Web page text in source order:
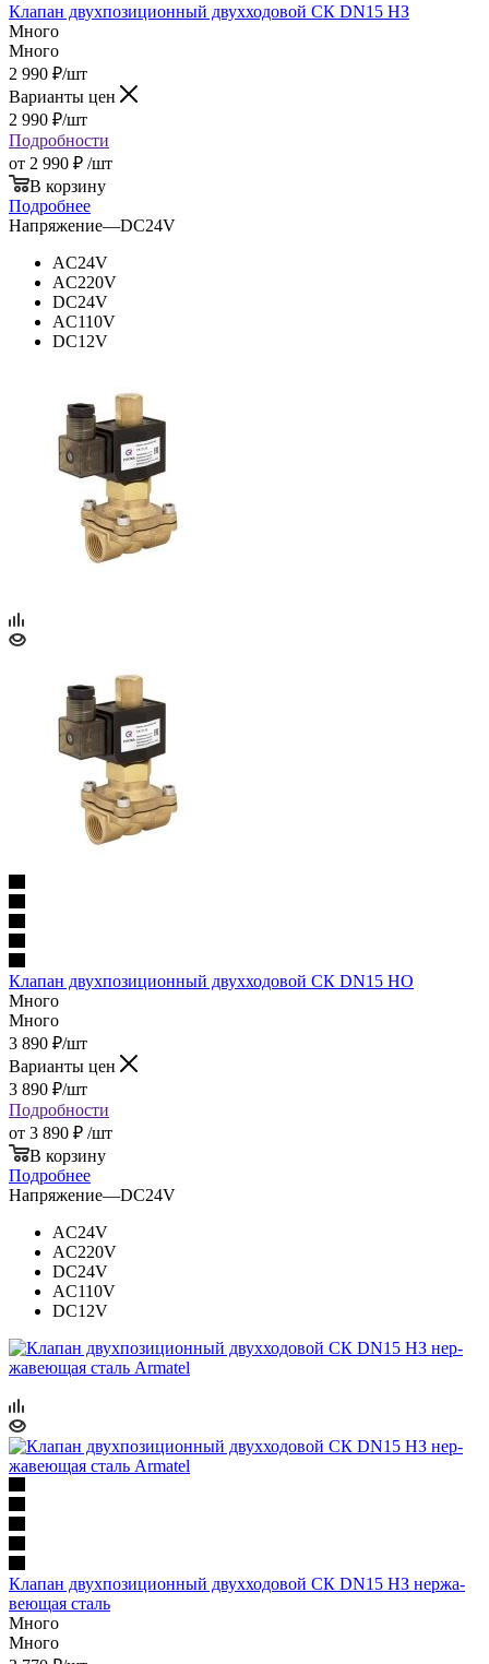
Клапан двухпозицион­ный двух­хо­до­вой СК DN15 НЗ
Много
Много
2 990 ₽/шт
Варианты цен
2 990 ₽/шт
Подробности
от 2 990 ₽ /шт
В корзину
Подробнее
Напряжение—DC24V
AC24V
AC220V
DC24V
AC110V
DC12V
Клапан двухпозицион­ный двух­хо­до­вой СК DN15 НО
Много
Много
3 890 ₽/шт
Варианты цен
3 890 ₽/шт
Подробности
от 3 890 ₽ /шт
В корзину
Подробнее
Напряжение—DC24V
AC24V
AC220V
DC24V
AC110V
DC12V
Клапан двухпозицион­ный двух­хо­до­вой СК DN15 НЗ нер­жа­
ве­ющая сталь
Много
Много